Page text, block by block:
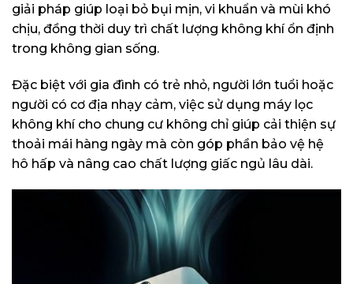
giải pháp giúp loại bỏ bụi mịn, vi khuẩn và mùi khó
chịu, đồng thời duy trì chất lượng không khí ổn định
trong không gian sống.
Đặc biệt với gia đình có trẻ nhỏ, người lớn tuổi hoặc
người có cơ địa nhạy cảm, việc sử dụng máy lọc
không khí cho chung cư không chỉ giúp cải thiện sự
thoải mái hàng ngày mà còn góp phần bảo vệ hệ
hô hấp và nâng cao chất lượng giấc ngủ lâu dài.